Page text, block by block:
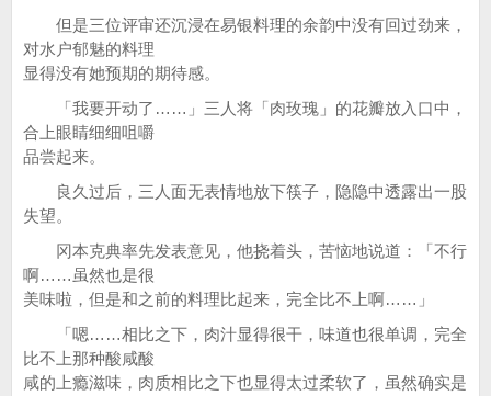
但是三位评审还沉浸在易银料理的余韵中没有回过劲来，
对水户郁魅的料理
显得没有她预期的期待感。
「我要开动了……」三人将「肉玫瑰」的花瓣放入口中，
合上眼睛细细咀嚼
品尝起来。
良久过后，三人面无表情地放下筷子，隐隐中透露出一股
失望。
冈本克典率先发表意见，他挠着头，苦恼地说道：「不行
啊……虽然也是很
美味啦，但是和之前的料理比起来，完全比不上啊……」
「嗯……相比之下，肉汁显得很干，味道也很单调，完全
比不上那种酸咸酸
咸的上瘾滋味，肉质相比之下也显得太过柔软了，虽然确实是